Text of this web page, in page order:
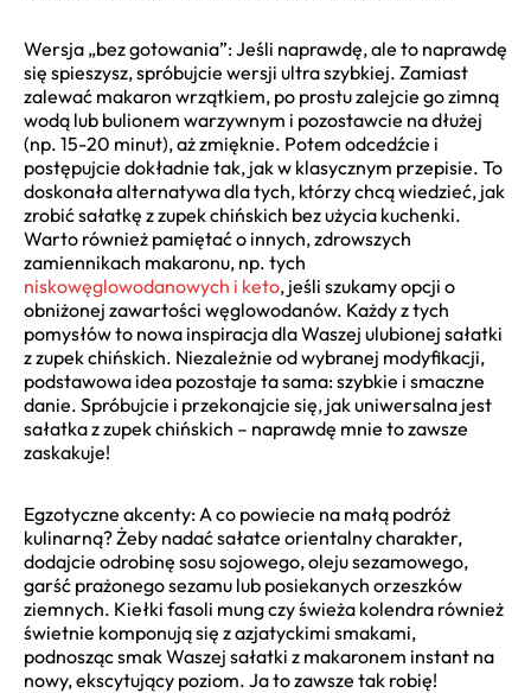
Wersja „bez gotowania”: Jeśli naprawdę, ale to naprawdę
się spieszysz, spróbujcie wersji ultra szybkiej. Zamiast
zalewać makaron wrzątkiem, po prostu zalejcie go zimną
wodą lub bulionem warzywnym i pozostawcie na dłużej
(np. 15-20 minut), aż zmięknie. Potem odcedźcie i
postępujcie dokładnie tak, jak w klasycznym przepisie. To
doskonała alternatywa dla tych, którzy chcą wiedzieć, jak
zrobić sałatkę z zupek chińskich bez użycia kuchenki.
Warto również pamiętać o innych, zdrowszych
zamiennikach makaronu, np. tych
niskowęglowodanowych i keto, jeśli szukamy opcji o
obniżonej zawartości węglowodanów. Każdy z tych
pomysłów to nowa inspiracja dla Waszej ulubionej sałatki
z zupek chińskich. Niezależnie od wybranej modyfikacji,
podstawowa idea pozostaje ta sama: szybkie i smaczne
danie. Spróbujcie i przekonajcie się, jak uniwersalna jest
sałatka z zupek chińskich – naprawdę mnie to zawsze
zaskakuje!
Egzotyczne akcenty: A co powiecie na małą podróż
kulinarną? Żeby nadać sałatce orientalny charakter,
dodajcie odrobinę sosu sojowego, oleju sezamowego,
garść prażonego sezamu lub posiekanych orzeszków
ziemnych. Kiełki fasoli mung czy świeża kolendra również
świetnie komponują się z azjatyckimi smakami,
podnosząc smak Waszej sałatki z makaronem instant na
nowy, ekscytujący poziom. Ja to zawsze tak robię!